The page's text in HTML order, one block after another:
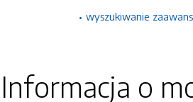
wyszukiwanie
Informacja o